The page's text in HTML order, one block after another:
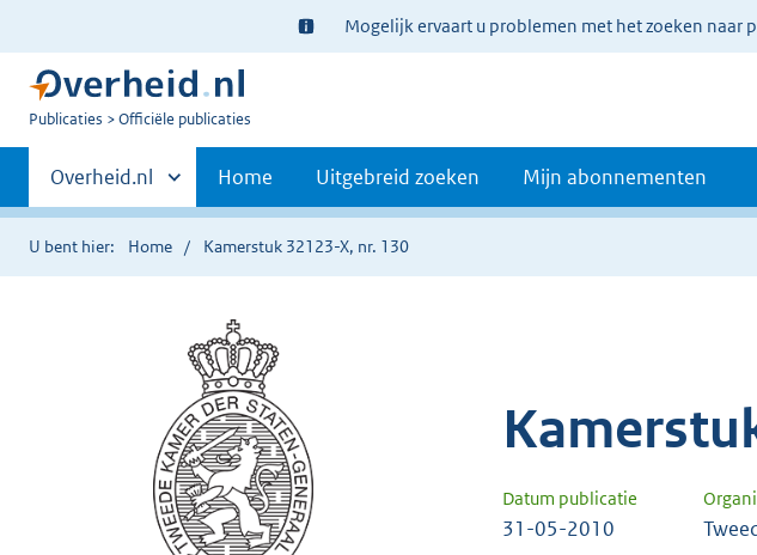
Ter
informatie:
Mogelijk ervaart u problemen met het zoeken naar
U
Publicaties Officiële publicaties
Primaire
navigatie
Andere
sites
binnen
Overheid.nl Home Uitgebreid zoeken Mijn abonnementen
U bent hier: Home Kamerstuk 32123-X, nr. 130
Datum publicatie
31-05-2010